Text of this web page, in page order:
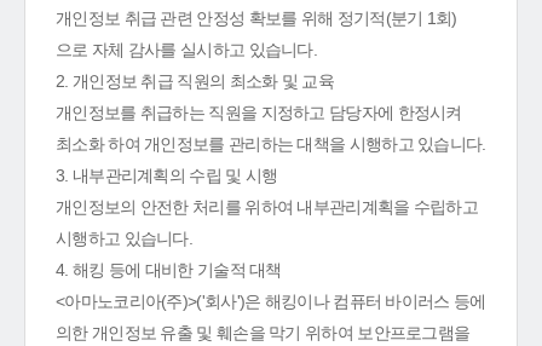
개인정보 취급 관련 안정성 확보를 위해 정기적(분기 1회)
으로 자체 감사를 실시하고 있습니다.
2. 개인정보 취급 직원의 최소화 및 교육
개인정보를 취급하는 직원을 지정하고 담당자에 한정시켜
최소화 하여 개인정보를 관리하는 대책을 시행하고 있습니다.
3. 내부관리계획의 수립 및 시행
개인정보의 안전한 처리를 위하여 내부관리계획을 수립하고
시행하고 있습니다.
4. 해킹 등에 대비한 기술적 대책
<아마노코리아(주)>('회사')은 해킹이나 컴퓨터 바이러스 등에
의한 개인정보 유출 및 훼손을 막기 위하여 보안프로그램을